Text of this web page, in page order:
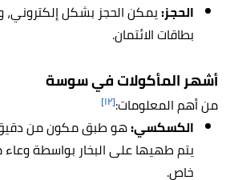
الحجز:يمكن الحجز بشكل
بطاقات الائتمان.
أشهر المأكولات في سوسة
من أهم المعلومات:[١٢]
الكسكسي:هو طبق مكون من
يتم طهيها على البخار بواسطة
خاص.